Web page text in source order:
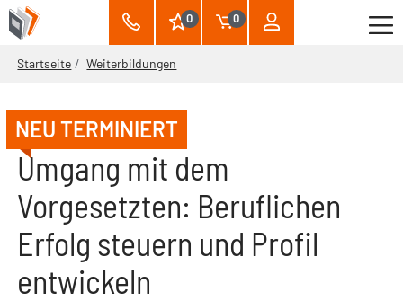
0 0
Startseite Weiterbildungen
NEU TERMINIERT
Umgang mit dem
Vorgesetzten: Beruflichen
Erfolg steuern und Profil
entwickeln